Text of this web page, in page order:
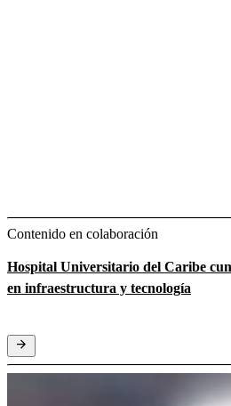
Contenido en colaboración
Hospital Universitario del Caribe
en infraestructura y tecnología